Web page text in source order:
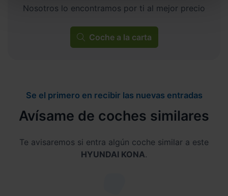
Nosotros lo encontramos por ti al mejor precio
Coche a la carta
Se el primero en recibir las nuevas entradas
Avísame de coches similares
Te avisaremos si entra algún coche similar a este
HYUNDAI KONA.